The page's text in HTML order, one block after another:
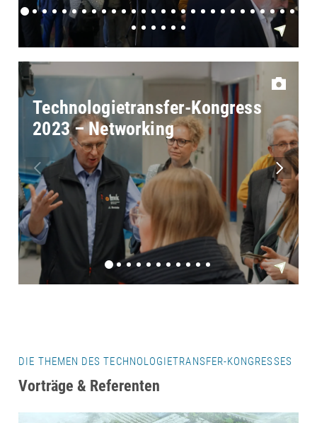
Technologietransfer-Kongress
2023 – Networking
DIE THEMEN DES TECHNOLOGIETRANSFER-KONGRESSES
Vorträge & Referenten